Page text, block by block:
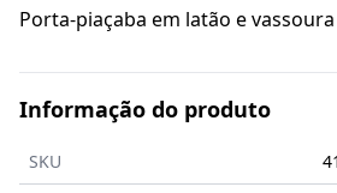
Porta-piaçaba em latão e vassoura
Informação do produto
SKU